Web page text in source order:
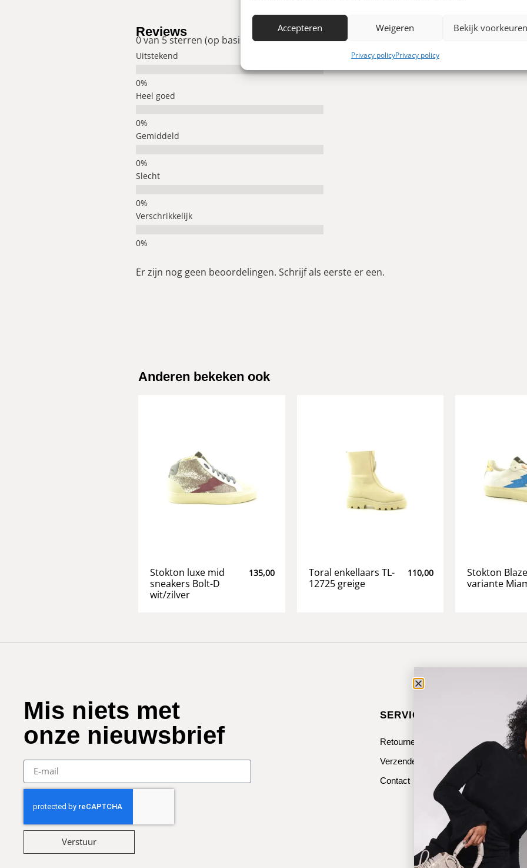
Accepteren Weigeren Bekijk voorkeuren
Privacy policyPrivacy policy
Reviews
0 van 5 sterren (op basis van 0 reviews)
Uitstekend
Heel goed
Gemiddeld
Slecht
Verschrikkelijk
Er zijn nog geen beoordelingen. Schrijf als eerste er een.
Anderen bekeken ook
Stokton luxe mid
sneakers Bolt-D
wit/zilver
135,00
Toral enkellaars TL-
12725 greige
110,00
Stokton
variante
Mis niets met
onze nieuwsbrief
Verstuur
SERVICE & CONTACT
Retourneren
Verzenden
Contact